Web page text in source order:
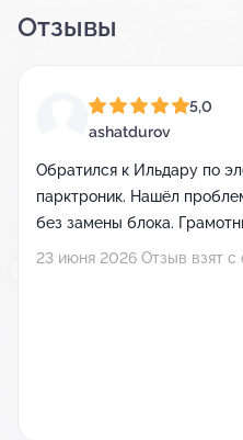
Отзывы
5,0
ashatdurov
Обратился к Ильдару по
парктроник. Нашёл
без замены блока.
23 июня 2026 Отзыв взят с